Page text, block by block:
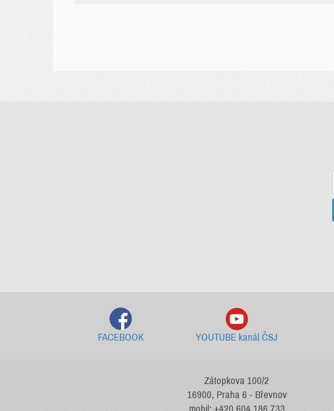
FACEBOOK YOUTUBE kanál ČSJ
Zátopkova 100/2
16900, Praha 6 - Břevnov
mobil: +420 604 186 733